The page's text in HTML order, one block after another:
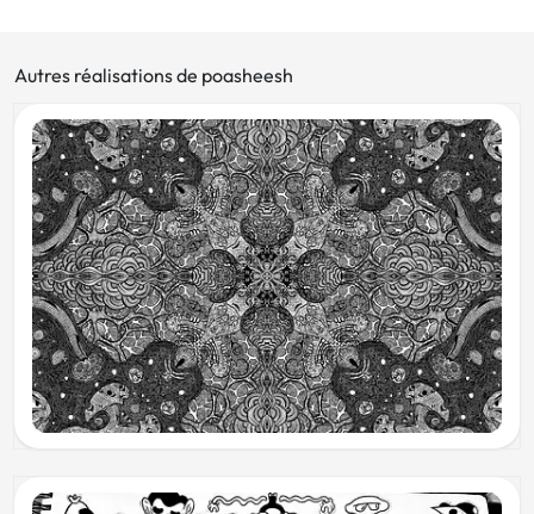
Autres réalisations de poasheesh